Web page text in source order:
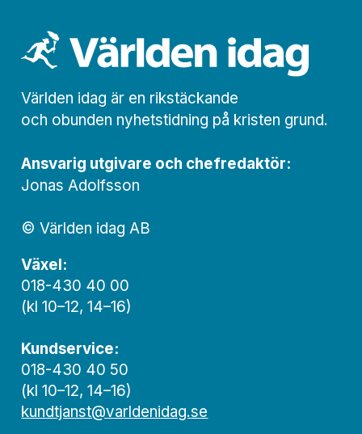
Världen idag är en rikstäckande
och obunden nyhets­­­tidning på kristen grund.
Ansvarig utgivare och chef­redaktör:
Jonas Adolfsson
© Världen idag AB
Växel:
018-430 40 00
(kl 10–12, 14–16)
Kundservice:
018-430 40 50
(kl 10–12, 14–16)
kundtjanst@varldenidag.se